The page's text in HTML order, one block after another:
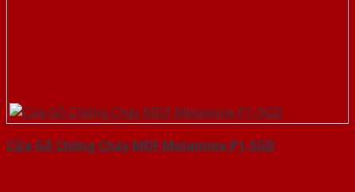
Cửa Gỗ Chống Cháy MDF Melamine P1-SGD